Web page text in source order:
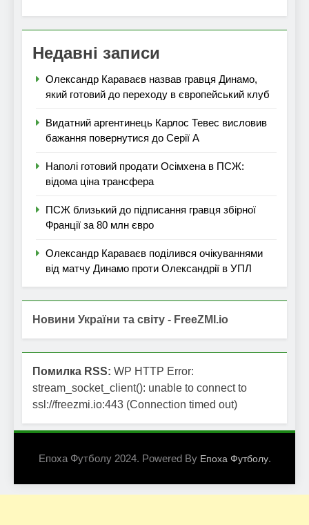
Недавні записи
Олександр Караваєв назвав гравця Динамо,
який готовий до переходу в європейський клуб
Видатний аргентинець Карлос Тевес висловив
бажання повернутися до Серії А
Наполі готовий продати Осімхена в ПСЖ:
відома ціна трансфера
ПСЖ близький до підписання гравця збірної
Франції за 80 млн євро
Олександр Караваєв поділився очікуваннями
від матчу Динамо проти Олександрії в УПЛ
Новини України та світу - FreeZMI.io
Помилка RSS: WP HTTP Error:
stream_socket_client(): unable to connect to
ssl://freezmi.io:443 (Connection timed out)
Епоха Футболу 2024. Powered By Епоха Футболу.